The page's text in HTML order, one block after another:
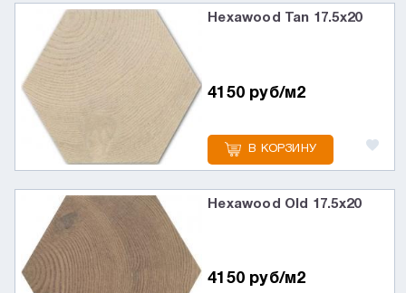
Hexawood Tan 17.5x20
4150 руб/м2
В КОРЗИНУ
Hexawood Old 17.5x20
4150 руб/м2